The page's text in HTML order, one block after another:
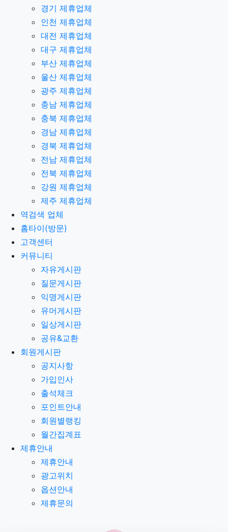
경기 제휴업체
인천 제휴업체
대전 제휴업체
대구 제휴업체
부산 제휴업체
울산 제휴업체
광주 제휴업체
충남 제휴업체
충북 제휴업체
경남 제휴업체
경북 제휴업체
전남 제휴업체
전북 제휴업체
강원 제휴업체
제주 제휴업체
역검색 업체
홈타이(방문)
고객센터
커뮤니티
자유게시판
질문게시판
익명게시판
유머게시판
일상게시판
공유&교환
회원게시판
공지사항
가입인사
출석체크
포인트안내
회원별랭킹
월간집계표
제휴안내
제휴안내
광고위치
옵션안내
제휴문의